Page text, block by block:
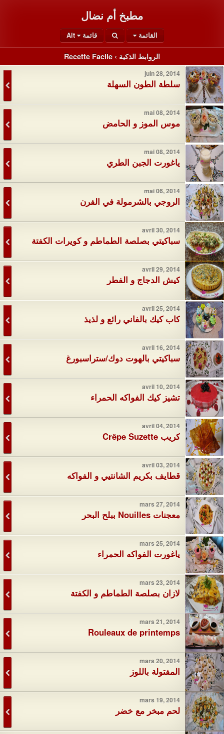
مطبخ أم نضال
القائمة قائمة Alt
الروابط الذكية › Recette Facile
juin 28, 2014
سلطة الطون السهلة
mai 08, 2014
موس الموز و الحامض
mai 08, 2014
ياغورت الجبن الطري
mai 06, 2014
الروجي بالشرمولة في الفرن
avril 30, 2014
سباكيتي بصلصة الطماطم و كويرات الكفتة
avril 29, 2014
كيش الدجاج و الفطر
avril 25, 2014
كاب كيك بالفاني رائع و لذيذ
avril 16, 2014
سباكيتي بالهوت دوك/ستراسبورغ
avril 10, 2014
تشيز كيك الفواكه الحمراء
avril 04, 2014
كريب Crêpe Suzette
avril 03, 2014
قطايف بكريم الشانتيي و الفواكه
mars 27, 2014
معجنات Nouilles ببلح البحر
mars 25, 2014
ياغورت الفواكه الحمراء
mars 23, 2014
لازان بصلصة الطماطم و الكفتة
mars 21, 2014
Rouleaux de printemps
mars 20, 2014
المفتولة باللوز
mars 19, 2014
لحم مبخر مع خضر